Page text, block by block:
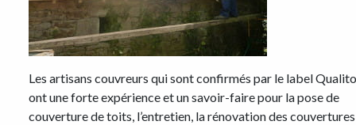
Les artisans couvreurs qui sont confirmés par le label
ont une forte expérience et un savoir-faire pour la pose de
couverture de toits, l’entretien, la rénovation des couvertures